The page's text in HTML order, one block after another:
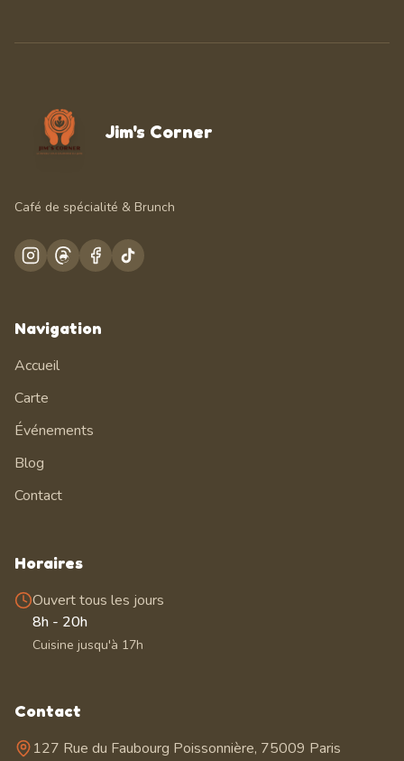
Jim's Corner
Café de spécialité & Brunch
Navigation
Accueil
Carte
Événements
Blog
Contact
Horaires
Ouvert tous les jours
8h - 20h
Cuisine jusqu'à 17h
Contact
127 Rue du Faubourg Poissonnière, 75009 Paris